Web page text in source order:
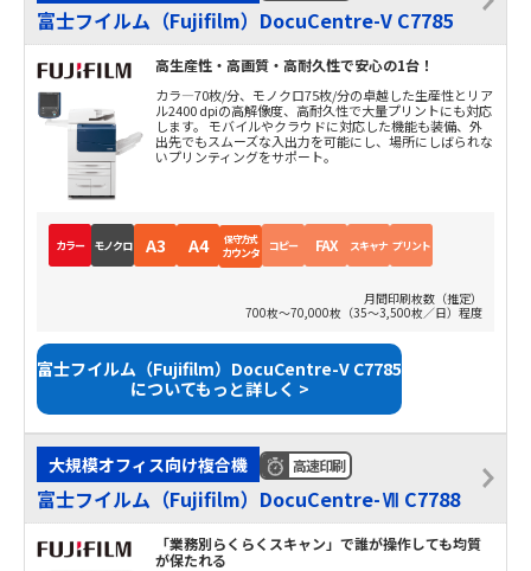
富士フイルム（Fujifilm）DocuCentre-V C7785
高生産性・高画質・高耐久性で安心の1台！
カラ―70枚/分、モノクロ75枚/分の卓越した生産性とリア
ル2400 dpiの高解像度、高耐久性で大量プリントにも対応
します。 モバイルやクラウドに対応した機能も装備、外
出先でもスムーズな入出力を可能にし、場所にしばられな
いプリンティングをサポート。
カラー モノクロ A3 A4 保守方式
カウンタ コピー FAX スキャナ プリント
月間印刷枚数（推定）
700枚～70,000枚（35～3,500枚／日）程度
富士フイルム（Fujifilm）DocuCentre-V C7785
についてもっと詳しく >
大規模オフィス向け複合機 高速印刷
富士フイルム（Fujifilm）DocuCentre-Ⅶ C7788
「業務別らくらくスキャン」で誰が操作しても均質
が保たれる